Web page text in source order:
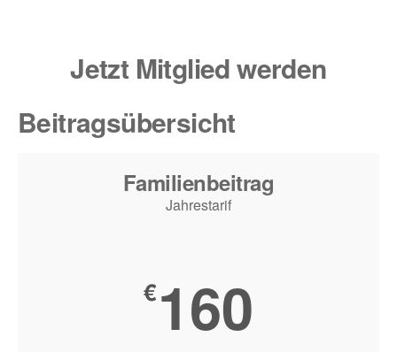
Jetzt Mitglied werden
Beitragsübersicht
Familienbeitrag
Jahrestarif
€160